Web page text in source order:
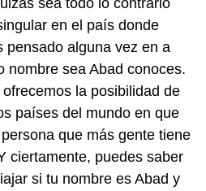
sea todo lo contrario
en el país donde
pensado alguna vez en a
nombre sea Abad conoces.
la posibilidad de
países del mundo en que
que más gente tiene
ciertamente, puedes saber
si tu nombre es Abad y